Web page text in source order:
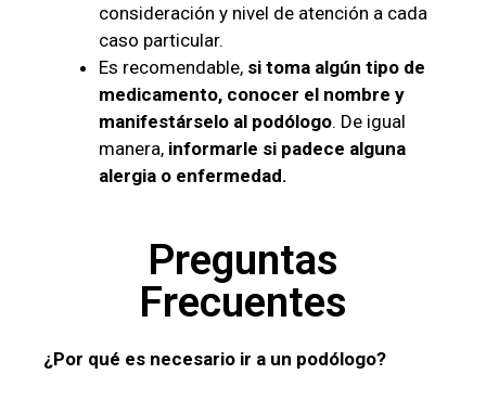
consideración y nivel de atención a cada
caso particular.
Es recomendable, si toma algún tipo de
medicamento, conocer el nombre y
manifestárselo al podólogo. De igual
manera, informarle si padece alguna
alergia o enfermedad.
Preguntas
Frecuentes
¿Por qué es necesario ir a un podólogo?